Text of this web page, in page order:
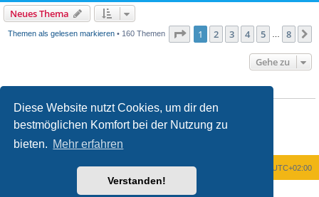
Diese Website nutzt Cookies, um dir den
bestmöglichen Komfort bei der Nutzung zu
bieten. Mehr erfahren
Verstanden!
Neues Thema
Themen als gelesen markieren• 160 Themen Seite 1von
1 2 3 4 5 8
Gehe zu
Dudarfstneue Themen in diesem Forum erstellen.
Du darfst deine Beiträge in diesem Forum
nicht ändern.
Du darfstkeineDateianhänge in diesem Forum erstellen.
Foren-Übersicht UTC+02:00
Powered by
® Forum Software © phpBB Limited